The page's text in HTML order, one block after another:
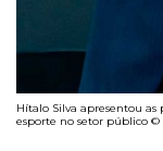
Hítalo Silva apresentou
esporte no setor público ©